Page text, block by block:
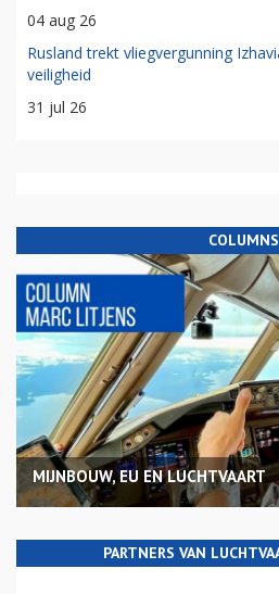
04 aug 26
Rusland trekt vliegvergunning
veiligheid
31 jul 26
COLUMNS
MIJNBOUW, EU EN LUCHTVAART
PARTNERS VAN